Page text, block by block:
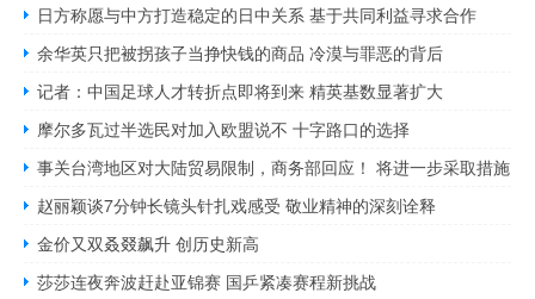
日方称愿与中方打造稳定的日中关系 基于共同利益寻求合作
余华英只把被拐孩子当挣快钱的商品 冷漠与罪恶的背后
记者：中国足球人才转折点即将到来 精英基数显著扩大
摩尔多瓦过半选民对加入欧盟说不 十字路口的选择
事关台湾地区对大陆贸易限制，商务部回应！ 将进一步采取措施
赵丽颖谈7分钟长镜头针扎戏感受 敬业精神的深刻诠释
金价又双叒叕飙升 创历史新高
莎莎连夜奔波赶赴亚锦赛 国乒紧凑赛程新挑战